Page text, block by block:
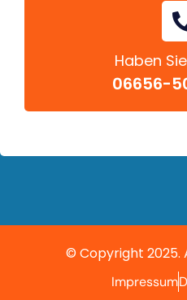
Haben
06656-
© Copyright 2025.
Impressum